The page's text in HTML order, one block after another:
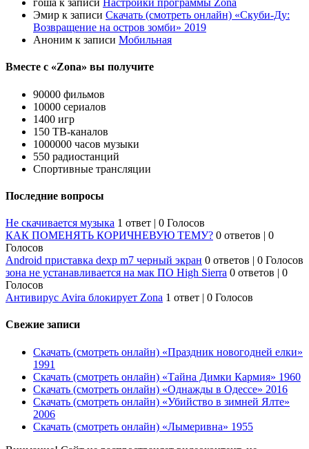
гоша к записи Настройки программы Zona
Эмир к записи Скачать (смотреть онлайн) «Скуби-Ду:
Возвращение на остров зомби» 2019
Аноним к записи Мобильная
Вместе с «Zona» вы получите
90000 фильмов
10000 сериалов
1400 игр
150 ТВ-каналов
1000000 часов музыки
550 радиостанций
Спортивные трансляции
Последние вопросы
Не скачивается музыка 1 ответ | 0 Голосов
КАК ПОМЕНЯТЬ КОРИЧНЕВУЮ ТЕМУ? 0 ответов | 0
Голосов
Android приставка dexp m7 черный экран 0 ответов | 0 Голосов
зона не устанавливается на мак ПО High Sierra 0 ответов | 0
Голосов
Антивирус Avira блокирует Zona 1 ответ | 0 Голосов
Свежие записи
Скачать (смотреть онлайн) «Праздник новогодней елки»
1991
Скачать (смотреть онлайн) «Тайна Димки Кармия» 1960
Скачать (смотреть онлайн) «Однажды в Одессе» 2016
Скачать (смотреть онлайн) «Убийство в зимней Ялте»
2006
Скачать (смотреть онлайн) «Лымеривна» 1955